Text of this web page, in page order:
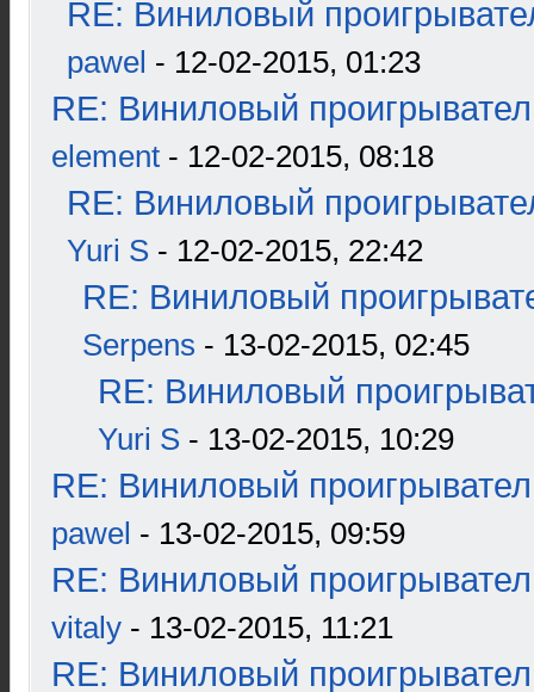
RE: Виниловый
pawel - 12-02-2015, 01:23
RE: Виниловый
element - 12-02-2015, 08:18
RE: Виниловый
Yuri S - 12-02-2015, 22:42
RE: Виниловый
Serpens - 13-02-2015, 02:45
RE: Виниловый
Yuri S - 13-02-2015, 10:29
RE: Виниловый
pawel - 13-02-2015, 09:59
RE: Виниловый
vitaly - 13-02-2015, 11:21
RE: Виниловый